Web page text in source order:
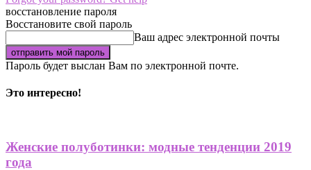
восстановление пароля
Восстановите свой пароль
Ваш адрес электронной почты
Пароль будет выслан Вам по электронной почте.
Это интересно!
Женские полуботинки: модные тенденции 2019
года